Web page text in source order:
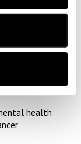
popular
health